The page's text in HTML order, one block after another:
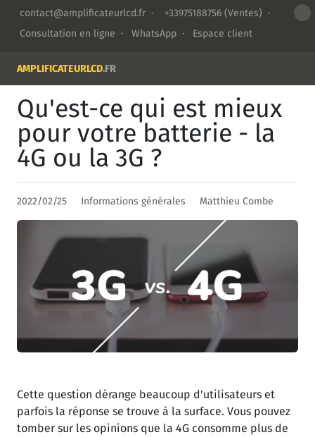
contact@amplificateurlcd.fr · +33975188756 (Ventes) ·
Consultation en ligne · WhatsApp · Espace client
AMPLIFICATEURLCD.FR
Qu'est-ce qui est mieux
pour votre batterie - la
4G ou la 3G ?
2022/02/25 Informations générales Matthieu Combe
Cette question dérange beaucoup d'utilisateurs et
parfois la réponse se trouve à la surface. Vous pouvez
tomber sur les opinions que la 4G consomme plus de